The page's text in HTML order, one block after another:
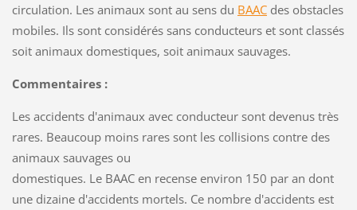
circulation. Les animaux sont au sens du BAACdes obstacles
mobiles. Ils sont considérés sans conducteurs et sont classés
soit animaux domestiques, soit animaux sauvages.
Commentaires :
Les accidents d'animaux avec conducteur sont devenus très
rares. Beaucoup moins rares sont les collisions contre des
animaux sauvages ou
domestiques. Le BAAC en recense environ 150 par an dont
une dizaine d'accidents mortels. Ce nombre d'accidents est